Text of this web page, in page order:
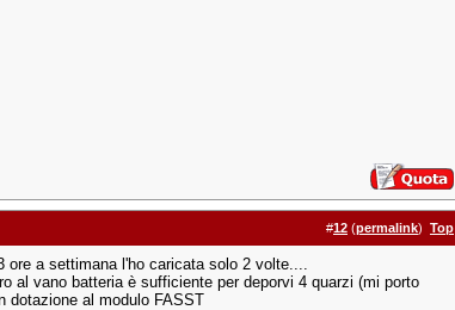
#12 (permalink) Top
ore a settimana l'ho caricata solo 2 volte....
al vano batteria è sufficiente per deporvi 4 quarzi (mi porto
dotazione al modulo FASST